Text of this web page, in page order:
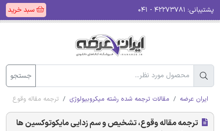
پشتیبانی: سبد خرید
جستجو
ایران عرضه مقالات ترجمه شده رشته میکروبیولوژی ترجمه مقاله وقوع،
ترجمه مقاله وقوع، تشخیص و سم زدایی مایکوتوکسین ها